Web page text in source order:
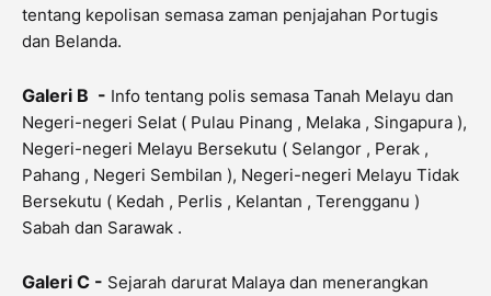
tentang kepolisan semasa zaman penjajahan Portugis
dan Belanda.
Galeri B - Info tentang polis semasa Tanah Melayu dan
Negeri-negeri Selat ( Pulau Pinang , Melaka , Singapura ),
Negeri-negeri Melayu Bersekutu ( Selangor , Perak ,
Pahang , Negeri Sembilan ), Negeri-negeri Melayu Tidak
Bersekutu ( Kedah , Perlis , Kelantan , Terengganu )
Sabah dan Sarawak .
Galeri C - Sejarah darurat Malaya dan menerangkan